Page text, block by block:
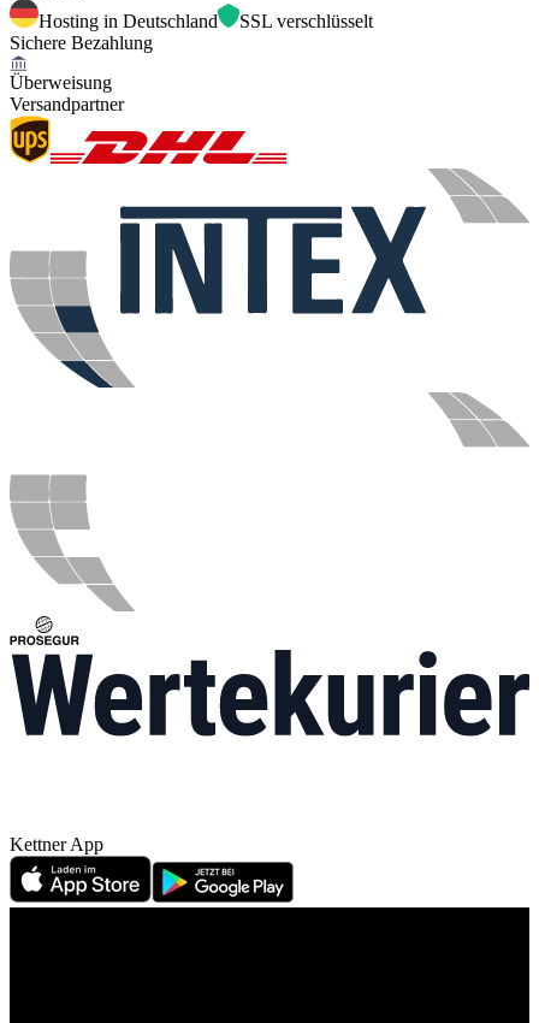
Hosting in Deutschland
SSL verschlüsselt
Sichere Bezahlung
Überweisung
Versandpartner
Kettner App